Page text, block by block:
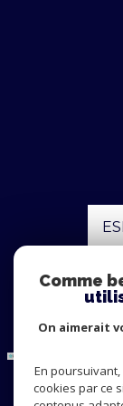
Comme
On aimerait
En
cookies par ce